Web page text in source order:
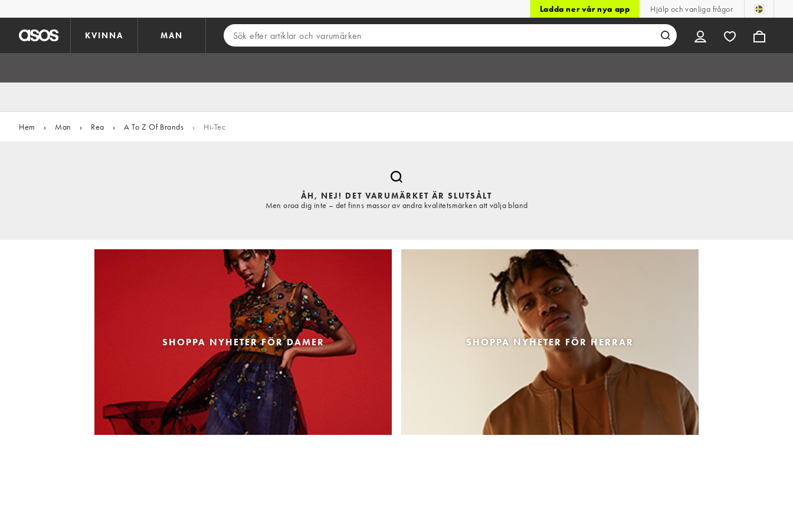
Ladda ner vår nya app Hjälp och vanliga frågor
KVINNA MAN
Hem › Man › Rea › A To Z Of Brands › Hi-Tec
ÅH, NEJ! DET VARUMÄRKET ÄR SLUTSÅLT
Men oroa dig inte – det finns massor av andra kvalitetsmärken att välja bland
SHOPPA NYHETER FÖR DAMER SHOPPA NYHETER FÖR HERRAR